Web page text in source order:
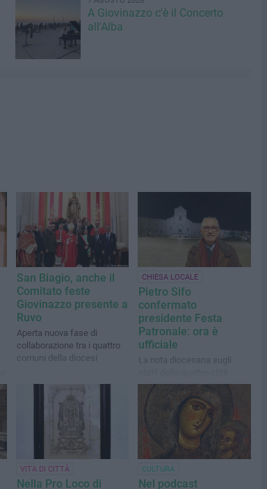
A Giovinazzo c'è il Concerto
all'Alba
San Biagio, anche il
Comitato feste
Giovinazzo presente a
Ruvo
Aperta nuova fase di
collaborazione tra i quattro
comuni della diocesi
CHIESA LOCALE
Pietro Sifo
confermato
presidente Festa
Patronale: ora è
ufficiale
La nota diocesana sugli
VITA DI CITTÀ
Nella Pro Loco di
CULTURA
Nel podcast